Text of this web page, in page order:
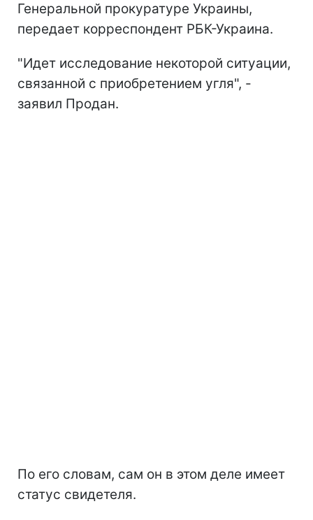
Генеральной прокуратуре Украины,
передает корреспондент РБК-Украина.
"Идет исследование некоторой ситуации,
связанной с приобретением угля", -
заявил Продан.
По его словам, сам он в этом деле имеет
статус свидетеля.